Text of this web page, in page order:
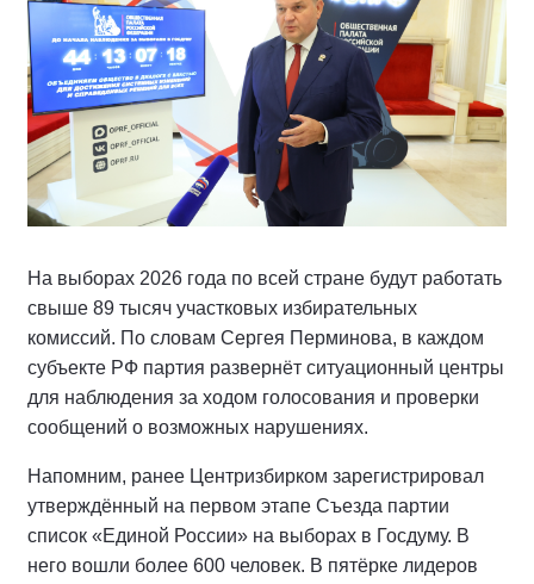
На выборах 2026 года по всей стране будут работать
свыше 89 тысяч участковых избирательных
комиссий. По словам Сергея Перминова, в каждом
субъекте РФ партия развернёт ситуационный центры
для наблюдения за ходом голосования и проверки
сообщений о возможных нарушениях.
Напомним, ранее Центризбирком зарегистрировал
утверждённый на первом этапе Съезда партии
список «Единой России» на выборах в Госдуму. В
него вошли более 600 человек. В пятёрке лидеров